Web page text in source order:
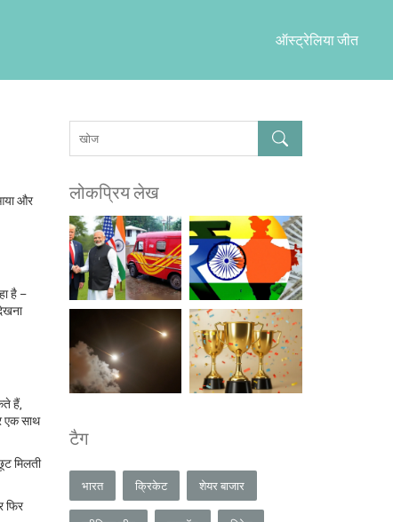
ऑस्ट्रेलिया जीत
और
है –
हैं,
एक साथ
मिलती
फिर
लोकप्रिय लेख
टैग
भारत क्रिकेट शेयर बाजार